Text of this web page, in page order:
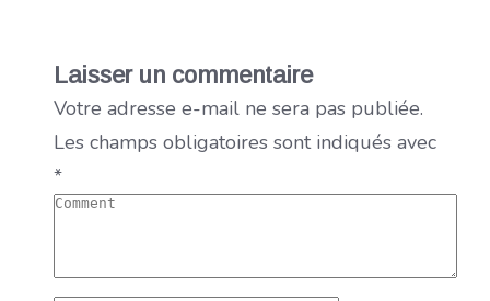
Laisser un commentaire
Votre adresse e-mail ne sera pas publiée.
Les champs obligatoires sont indiqués avec
*